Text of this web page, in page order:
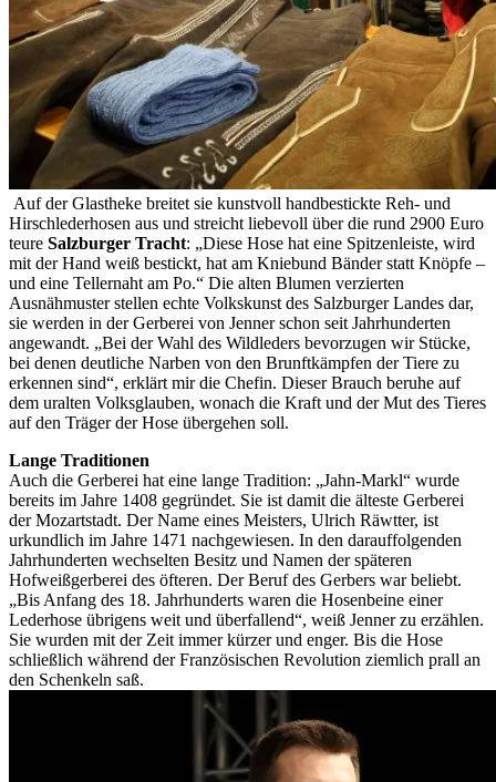
Auf der Glastheke breitet sie kunstvoll handbestickte Reh- und
Hirschlederhosen aus und streicht liebevoll über die rund 2900 Euro
teure Salzburger Tracht: „Diese Hose hat eine Spitzenleiste, wird
mit der Hand weiß bestickt, hat am Kniebund Bänder statt Knöpfe –
und eine Tellernaht am Po.“ Die alten Blumen verzierten
Ausnähmuster stellen echte Volkskunst des Salzburger Landes dar,
sie werden in der Gerberei von Jenner schon seit Jahrhunderten
angewandt. „Bei der Wahl des Wildleders bevorzugen wir Stücke,
bei denen deutliche Narben von den Brunftkämpfen der Tiere zu
erkennen sind“, erklärt mir die Chefin. Dieser Brauch beruhe auf
dem uralten Volksglauben, wonach die Kraft und der Mut des Tieres
auf den Träger der Hose übergehen soll.
Lange Traditionen
Auch die Gerberei hat eine lange Tradition: „Jahn-Markl“ wurde
bereits im Jahre 1408 gegründet. Sie ist damit die älteste Gerberei
der Mozartstadt. Der Name eines Meisters, Ulrich Räwtter, ist
urkundlich im Jahre 1471 nachgewiesen. In den darauffolgenden
Jahrhunderten wechselten Besitz und Namen der späteren
Hofweißgerberei des öfteren. Der Beruf des Gerbers war beliebt.
„Bis Anfang des 18. Jahrhunderts waren die Hosenbeine einer
Lederhose übrigens weit und überfallend“, weiß Jenner zu erzählen.
Sie wurden mit der Zeit immer kürzer und enger. Bis die Hose
schließlich während der Französischen Revolution ziemlich prall an
den Schenkeln saß.